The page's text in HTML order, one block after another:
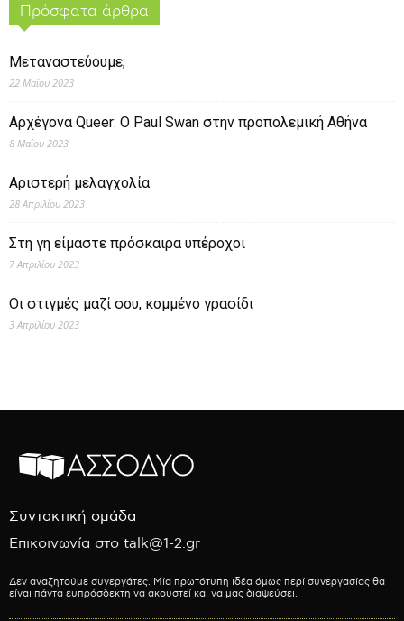
Πρόσφατα άρθρα
Μεταναστεύουμε;
22 Μαΐου 2023
Αρχέγονα Queer: O Paul Swan στην προπολεμική Αθήνα
8 Μαΐου 2023
Αριστερή μελαγχολία
28 Απριλίου 2023
Στη γη είμαστε πρόσκαιρα υπέροχοι
7 Απριλίου 2023
Οι στιγμές μαζί σου, κομμένο γρασίδι
3 Απριλίου 2023
Συντακτική ομάδα
Επικοινωνία στο talk@1-2.gr
Δεν αναζητούμε συνεργάτες. Μία πρωτότυπη ιδέα όμως περί συνεργασίας θα
είναι πάντα ευπρόσδεκτη να ακουστεί και να μας διαψεύσει.